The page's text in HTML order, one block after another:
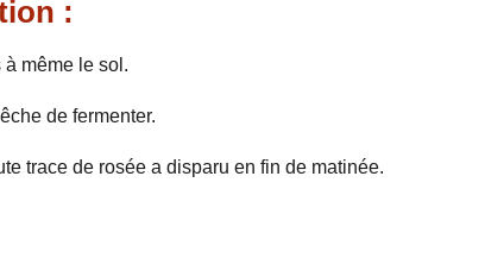
:
à même le sol.
de fermenter.
trace de rosée a disparu en fin de matinée.